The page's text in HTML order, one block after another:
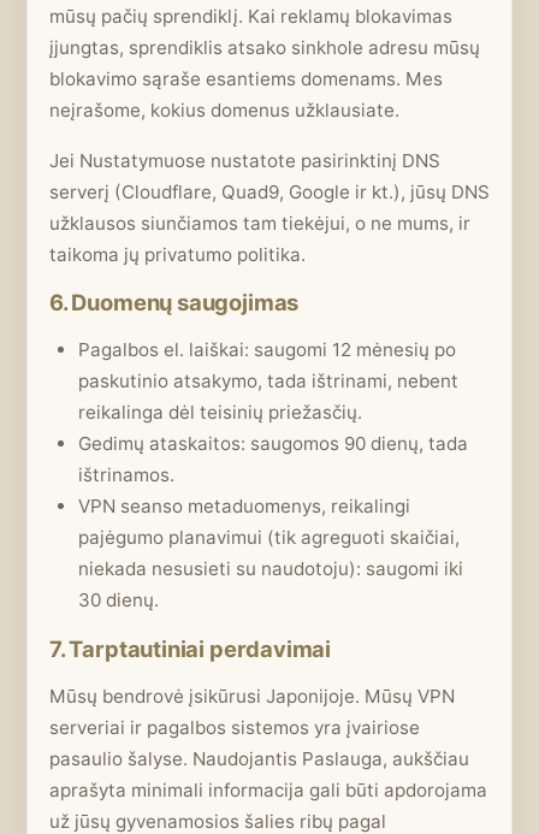
mūsų pačių sprendiklį. Kai reklamų blokavimas
įjungtas, sprendiklis atsako sinkhole adresu mūsų
blokavimo sąraše esantiems domenams. Mes
neįrašome, kokius domenus užklausiate.
Jei Nustatymuose nustatote pasirinktinį DNS
serverį (Cloudflare, Quad9, Google ir kt.), jūsų DNS
užklausos siunčiamos tam tiekėjui, o ne mums, ir
taikoma jų privatumo politika.
6. Duomenų saugojimas
Pagalbos el. laiškai: saugomi 12 mėnesių po
paskutinio atsakymo, tada ištrinami, nebent
reikalinga dėl teisinių priežasčių.
Gedimų ataskaitos: saugomos 90 dienų, tada
ištrinamos.
VPN seanso metaduomenys, reikalingi
pajėgumo planavimui (tik agreguoti skaičiai,
niekada nesusieti su naudotoju): saugomi iki
30 dienų.
7. Tarptautiniai perdavimai
Mūsų bendrovė įsikūrusi Japonijoje. Mūsų VPN
serveriai ir pagalbos sistemos yra įvairiose
pasaulio šalyse. Naudojantis Paslauga, aukščiau
aprašyta minimali informacija gali būti apdorojama
už jūsų gyvenamosios šalies ribų pagal